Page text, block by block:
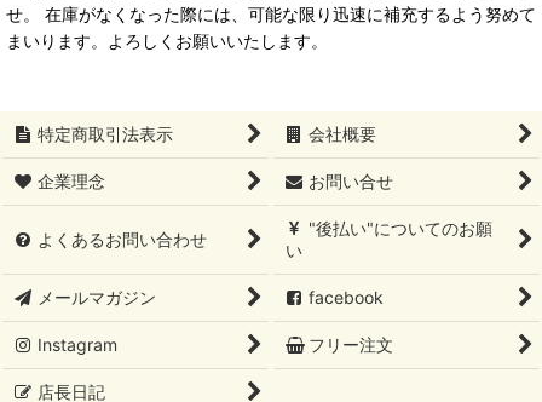
せ。 在庫がなくなった際には、可能な限り迅速に補充するよう努めて
まいります。よろしくお願いいたします。
特定商取引法表示 会社概要
企業理念 お問い合せ
よくあるお問い合わせ
"後払い"についてのお願
い
メールマガジン facebook
Instagram フリー注文
店長日記